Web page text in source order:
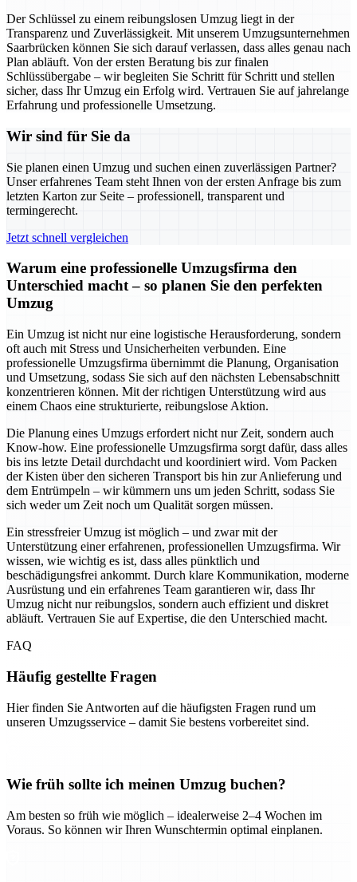
Der Schlüssel zu einem reibungslosen Umzug liegt in der
Transparenz und Zuverlässigkeit. Mit unserem Umzugsunternehmen
Saarbrücken können Sie sich darauf verlassen, dass alles genau nach
Plan abläuft. Von der ersten Beratung bis zur finalen
Schlüssübergabe – wir begleiten Sie Schritt für Schritt und stellen
sicher, dass Ihr Umzug ein Erfolg wird. Vertrauen Sie auf jahrelange
Erfahrung und professionelle Umsetzung.
Wir sind für Sie da
Sie planen einen Umzug und suchen einen zuverlässigen Partner?
Unser erfahrenes Team steht Ihnen von der ersten Anfrage bis zum
letzten Karton zur Seite – professionell, transparent und
termingerecht.
Jetzt schnell vergleichen
Warum eine professionelle Umzugsfirma den
Unterschied macht – so planen Sie den perfekten
Umzug
Ein Umzug ist nicht nur eine logistische Herausforderung, sondern
oft auch mit Stress und Unsicherheiten verbunden. Eine
professionelle Umzugsfirma übernimmt die Planung, Organisation
und Umsetzung, sodass Sie sich auf den nächsten Lebensabschnitt
konzentrieren können. Mit der richtigen Unterstützung wird aus
einem Chaos eine strukturierte, reibungslose Aktion.
Die Planung eines Umzugs erfordert nicht nur Zeit, sondern auch
Know-how. Eine professionelle Umzugsfirma sorgt dafür, dass alles
bis ins letzte Detail durchdacht und koordiniert wird. Vom Packen
der Kisten über den sicheren Transport bis hin zur Anlieferung und
dem Entrümpeln – wir kümmern uns um jeden Schritt, sodass Sie
sich weder um Zeit noch um Qualität sorgen müssen.
Ein stressfreier Umzug ist möglich – und zwar mit der
Unterstützung einer erfahrenen, professionellen Umzugsfirma. Wir
wissen, wie wichtig es ist, dass alles pünktlich und
beschädigungsfrei ankommt. Durch klare Kommunikation, moderne
Ausrüstung und ein erfahrenes Team garantieren wir, dass Ihr
Umzug nicht nur reibungslos, sondern auch effizient und diskret
abläuft. Vertrauen Sie auf Expertise, die den Unterschied macht.
FAQ
Häufig gestellte Fragen
Hier finden Sie Antworten auf die häufigsten Fragen rund um
unseren Umzugsservice – damit Sie bestens vorbereitet sind.
Wie früh sollte ich meinen Umzug buchen?
Am besten so früh wie möglich – idealerweise 2–4 Wochen im
Voraus. So können wir Ihren Wunschtermin optimal einplanen.